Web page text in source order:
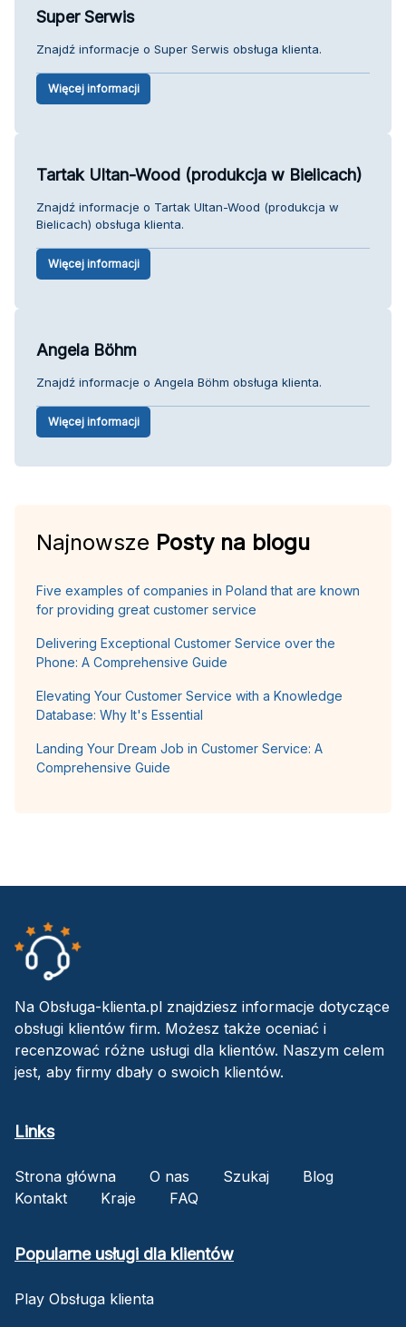
Super Serwis
Znajdź informacje o Super Serwis obsługa klienta.
Więcej informacji
Tartak Ultan-Wood (produkcja w Bielicach)
Znajdź informacje o Tartak Ultan-Wood (produkcja w
Bielicach) obsługa klienta.
Więcej informacji
Angela Böhm
Znajdź informacje o Angela Böhm obsługa klienta.
Więcej informacji
Najnowsze Posty na blogu
Five examples of companies in Poland that are known
for providing great customer service
Delivering Exceptional Customer Service over the
Phone: A Comprehensive Guide
Elevating Your Customer Service with a Knowledge
Database: Why It's Essential
Landing Your Dream Job in Customer Service: A
Comprehensive Guide
Na Obsługa-klienta.pl znajdziesz informacje dotyczące
obsługi klientów firm. Możesz także oceniać i
recenzować różne usługi dla klientów. Naszym celem
jest, aby firmy dbały o swoich klientów.
Links
Strona główna O nas Szukaj
Blog
Kontakt
Kraje FAQ
Popularne usługi dla klientów
Play Obsługa klienta